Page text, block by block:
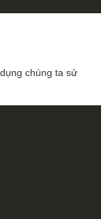
chúng ta sử